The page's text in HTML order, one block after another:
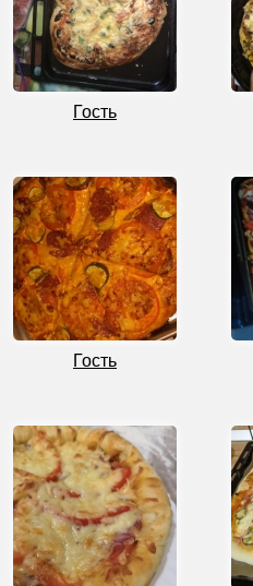
Гость
Гость